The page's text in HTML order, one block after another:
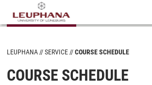
LEUPHANA SERVICE COURSE SCHEDULE
COURSE SCHEDULE